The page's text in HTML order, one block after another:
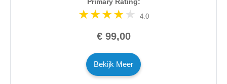
4.0
€ 99,00
Bekijk Meer